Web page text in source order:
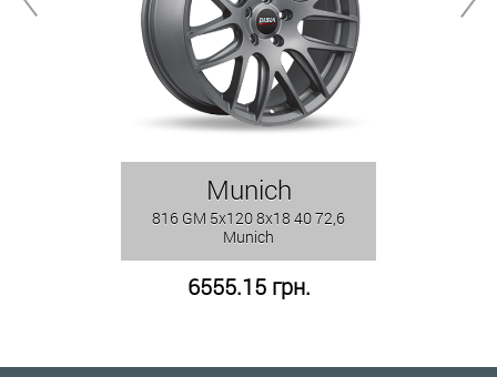
Munich
816 GM 5x120 8x18 40 72,6
Munich
6555.15 грн.